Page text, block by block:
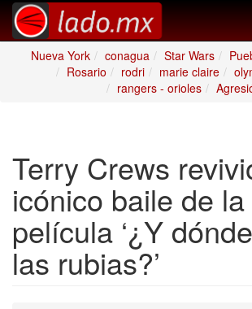
Nueva York
conagua Star Wars
Rosario
rodri marie claire
rangers - orioles
Terry Crews
icónico baile de la
película ‘¿Y
las rubias?’